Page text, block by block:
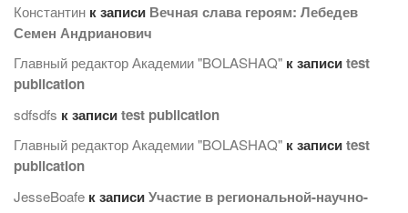
Константин к записи Вечная слава героям: Лебедев
Семен Андрианович
Главный редактор Академии "BOLASHAQ" к записиtest
publication
sdfsdfs к записиtest publication
Главный редактор Академии "BOLASHAQ" к записиtest
publication
JesseBoafe к записиУчастие в региональной-научно-